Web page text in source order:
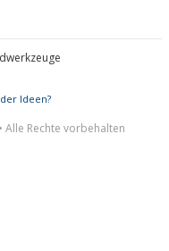
Ideen?
Alle Rechte vorbehalten